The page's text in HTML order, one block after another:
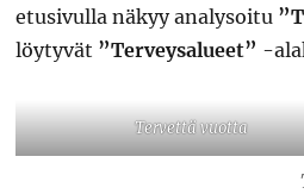
etusivulla näkyy analysoitu
löytyvät ”Terveysalueet” -
Tervettä vuotta